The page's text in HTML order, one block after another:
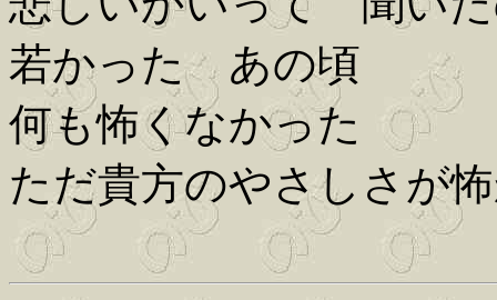
若かった あの頃
何も怖くなかった
ただ貴方のやさしさが